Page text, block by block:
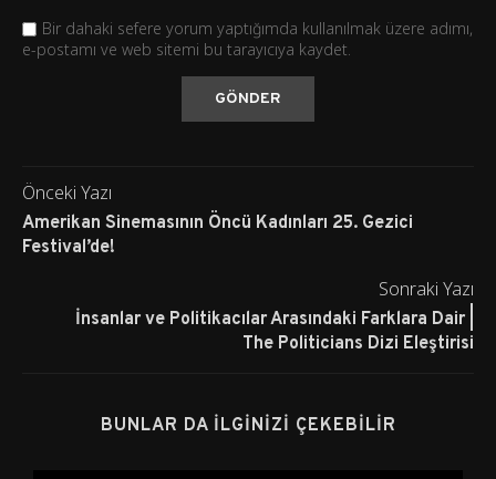
Bir dahaki sefere yorum yaptığımda kullanılmak üzere adımı,
e-postamı ve web sitemi bu tarayıcıya kaydet.
Önceki Yazı
Amerikan Sinemasının Öncü Kadınları 25. Gezici
Festival’de!
Sonraki Yazı
İnsanlar ve Politikacılar Arasındaki Farklara Dair |
The Politicians Dizi Eleştirisi
BUNLAR DA İLGINIZI ÇEKEBILIR